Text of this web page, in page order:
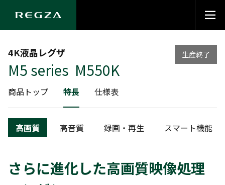
4K液晶レグザ
M5 series M550K
生産終了
商品トップ 特長 仕様表
高画質 高音質 録画・再生 スマート機能
さらに進化した高画質映像処理